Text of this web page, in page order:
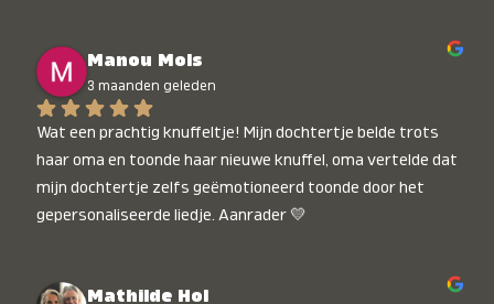
Manou Mols
3 maanden geleden
Wat een prachtig knuffeltje! Mijn dochtertje belde trots
haar oma en toonde haar nieuwe knuffel, oma vertelde dat
mijn dochtertje zelfs geëmotioneerd toonde door het
gepersonaliseerde liedje. Aanrader 💛
Mathilde Hol